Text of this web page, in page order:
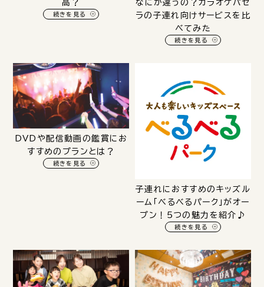
高？
続きを見る
なにか違うの？カラオケパセ
ラの子連れ向けサービスを比
べてみた
続きを見る
DVDや配信動画の鑑賞にお
すすめのプランとは？
続きを見る
子連れにおすすめのキッズル
ーム「べるべるパーク」がオー
プン！5つの魅力を紹介♪
続きを見る